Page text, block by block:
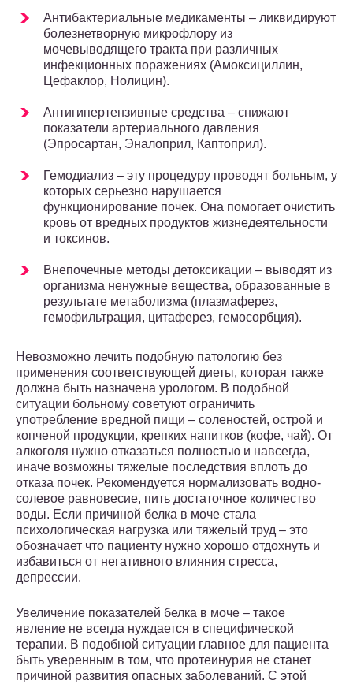
Антибактериальные медикаменты – ликвидируют
болезнетворную микрофлору из
мочевыводящего тракта при различных
инфекционных поражениях (Амоксициллин,
Цефаклор, Нолицин).
Антигипертензивные средства – снижают
показатели артериального давления
(Эпросартан, Эналоприл, Каптоприл).
Гемодиализ – эту процедуру проводят больным, у
которых серьезно нарушается
функционирование почек. Она помогает очистить
кровь от вредных продуктов жизнедеятельности
и токсинов.
Внепочечные методы детоксикации – выводят из
организма ненужные вещества, образованные в
результате метаболизма (плазмаферез,
гемофильтрация, цитаферез, гемосорбция).
Невозможно лечить подобную патологию без
применения соответствующей диеты, которая также
должна быть назначена урологом. В подобной
ситуации больному советуют ограничить
употребление вредной пищи – соленостей, острой и
копченой продукции, крепких напитков (кофе, чай). От
алкоголя нужно отказаться полностью и навсегда,
иначе возможны тяжелые последствия вплоть до
отказа почек. Рекомендуется нормализовать водно-
солевое равновесие, пить достаточное количество
воды. Если причиной белка в моче стала
психологическая нагрузка или тяжелый труд – это
обозначает что пациенту нужно хорошо отдохнуть и
избавиться от негативного влияния стресса,
депрессии.
Увеличение показателей белка в моче – такое
явление не всегда нуждается в специфической
терапии. В подобной ситуации главное для пациента
быть уверенным в том, что протеинурия не станет
причиной развития опасных заболеваний. С этой